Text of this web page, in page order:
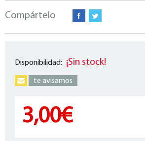
Compártelo
Disponibilidad: ¡Sin stock!
te avisamos
3,00€